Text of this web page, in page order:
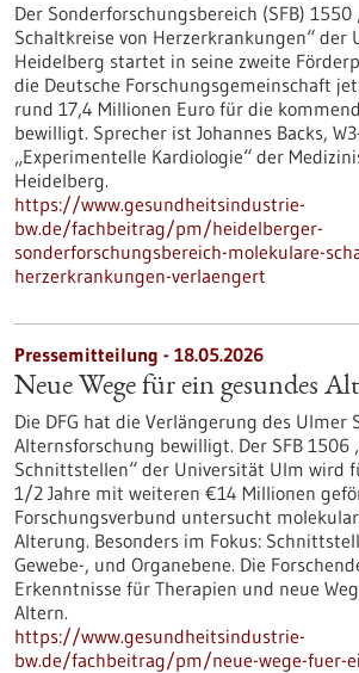
Der Sonderforschungsbereich (SFB) 1550
Schaltkreise von Herzerkrankungen“ der
Heidelberg startet in seine zweite
die Deutsche Forschungsgemeinschaft
rund 17,4 Millionen Euro für die
bewilligt. Sprecher ist Johannes Backs,
„Experimentelle Kardiologie“ der
Heidelberg.
https://www.gesundheitsindustrie-
bw.de/fachbeitrag/pm/heidelberger-
sonderforschungsbereich-molekulare-
herzerkrankungen-verlaengert
Pressemitteilung - 18.05.2026
Neue Wege für ein gesundes
Die DFG hat die Verlängerung des Ulmer
Alternsforschung bewilligt. Der SFB 1506
Schnittstellen“ der Universität Ulm wird
1/2 Jahre mit weiteren €14 Millionen
Forschungsverbund untersucht
Alterung. Besonders im Fokus:
Gewebe-​, und Organebene. Die
Erkenntnisse für Therapien und neue
Altern.
https://www.gesundheitsindustrie-
bw.de/fachbeitrag/pm/neue-wege-fuer-